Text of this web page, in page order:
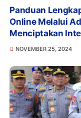
Panduan
Online Melalui
Menciptakan
NOVEMBER 25, 2024